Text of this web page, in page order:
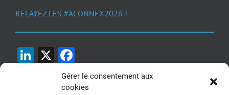
Gérer le consentement aux
cookies
RELAYEZ LES #ACONNEX2026 !
LinkedIn
X